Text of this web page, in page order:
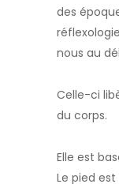
des
nous au
Celle-ci
du corps.
Elle est
Le pied